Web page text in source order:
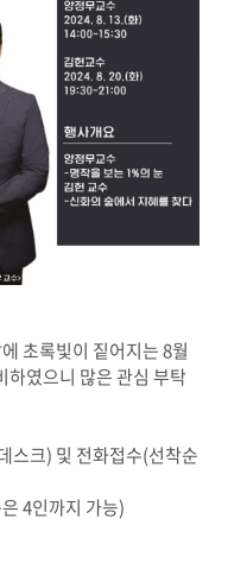
초록빛이 짙어지는 8월
하였으니 많은 관심 부탁
스크) 및 전화접수(선착순
4인까지 가능)